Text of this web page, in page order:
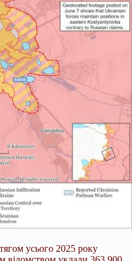
усього 2025 року